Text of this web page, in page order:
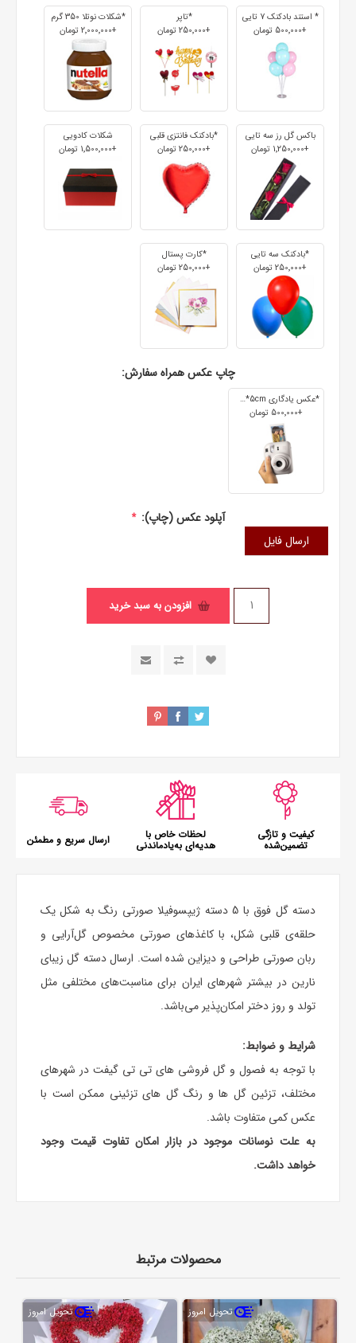
* استند بادکنک 7 تایی
+500٬000 تومان
*تاپر
+250٬000 تومان
*شکلات نوتلا 350 گرم
+2٬000٬000 تومان
باکس گل رز سه تایی
+1٬250٬000 تومان
*بادکنک فانتزی قلبی
+250٬000 تومان
شکلات کادویی
+1٬500٬000 تومان
*بادکنک سه تایی
+250٬000 تومان
*کارت پستال
+250٬000 تومان
چاپ عکس همراه سفارش:
*عکس یادگاری 7cm*5cm
+500٬000 تومان
آپلود عکس (چاپ): *
ارسال فایل
افزودن به سبد خرید
کیفیت و تازگی
تضمین‌شده
لحظات خاص با
هدیه‌ای به‌یادماندنی ارسال سریع و مطمئن
دسته گل فوق با 5 دسته ژیپسوفیلا صورتی رنگ به شکل یک
حلقه‌ی قلبی شکل، با کاغذهای صورتی مخصوص گل‌آرایی و
ربان صورتی طراحی و دیزاین شده است. ارسال دسته گل زیبای
نارین در بیشتر شهرهای ایران برای مناسبت‌های مختلفی مثل
تولد و روز دختر امکان‌پذیر می‌باشد.
شرایط و ضوابط:
با توجه به فصول و گل فروشی های تی تی گیفت در شهرهای
مختلف، تزئین گل ها و رنگ گل های تزئینی ممکن است با
عکس کمی متفاوت باشد.
به علت نوسانات موجود در بازار امکان تفاوت قیمت وجود
خواهد داشت.
محصولات مرتبط
تحویل امروز تحویل امروز